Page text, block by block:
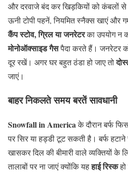
और दरवाजे बंद कर खिड़कियों को कंबलों
ऊनी टोपी पहनें, नियमित स्नैक्स खाएं और
कैंप स्टोव, ग्रिल या जनरेटरका उपयोग न
मोनोऑक्साइड गैसपैदा करते हैं। जनरेटर
दूर रखें। अगर घर बहुत ठंडा हो जाए तो
जाएं।
बाहर निकलते समय बरतें सावधानी
Snowfall in Americaके दौरान बर्फ
पर सिर या हड्डी टूट सकती है। बर्फ
खासकर दिल की बीमारी वाले व्यक्तियों
तालाबों पर ना जाएं क्योंकि यहहाई रिस्क